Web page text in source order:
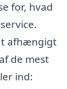
for, hvad
afhængigt
de mest
ind: